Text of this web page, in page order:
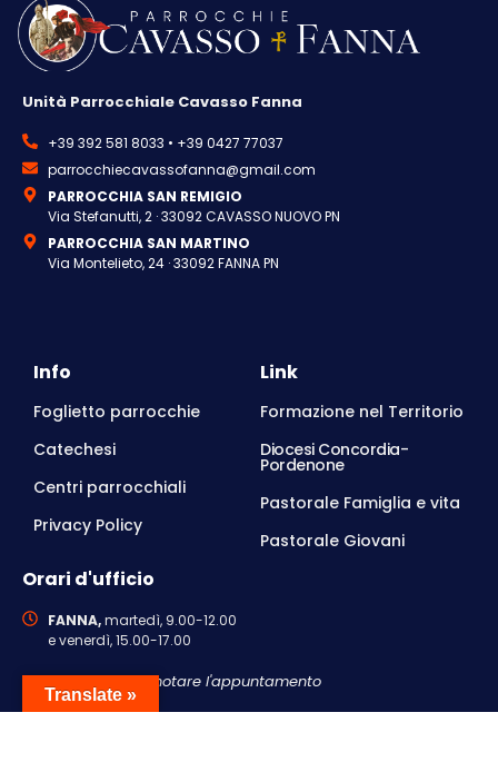
Unità Parrocchiale Cavasso Fanna
+39 392 581 8033 • +39 0427 77037
parrocchiecavassofanna@gmail.com
PARROCCHIA SAN REMIGIO
Via Stefanutti, 2 · 33092 CAVASSO NUOVO PN
PARROCCHIA SAN MARTINO
Via Montelieto, 24 · 33092 FANNA PN
Info
Foglietto parrocchie
Catechesi
Centri parrocchiali
Privacy Policy
Link
Formazione nel Territorio
Diocesi Concordia-
Pordenone
Pastorale Famiglia e vita
Pastorale Giovani
Orari d'ufficio
FANNA,martedì, 9.00-12.00
e venerdì, 15.00-17.00
Si consiglia di prenotare l'appuntamento
Translate »